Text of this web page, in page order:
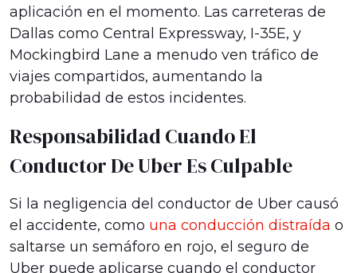
aplicación en el momento. Las carreteras de
Dallas como Central Expressway, I-35E, y
Mockingbird Lane a menudo ven tráfico de
viajes compartidos, aumentando la
probabilidad de estos incidentes.
Responsabilidad Cuando El
Conductor De Uber Es Culpable
Si la negligencia del conductor de Uber causó
el accidente, como una conducción distraída o
saltarse un semáforo en rojo, el seguro de
Uber puede aplicarse cuando el conductor